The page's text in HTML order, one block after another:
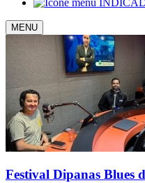
MENU
Festival Dipanas Blues